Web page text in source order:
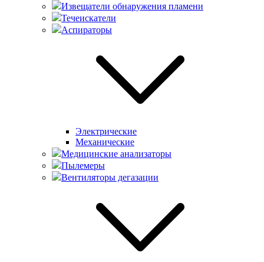
Извещатели обнаружения пламени
Течеискатели
Аспираторы
Электрические
Механические
Медицинские анализаторы
Пылемеры
Вентиляторы дегазации